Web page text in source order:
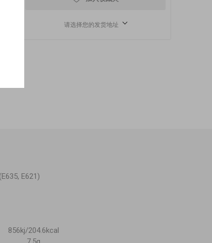
请选择您的发货地址
E621)
856kj/204.6kcal